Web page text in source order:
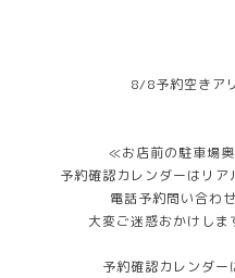
8/8予約空きア
≪お店前の駐車場
予約確認カレンダーはリ
電話予約問い合わ
大変ご迷惑おかけし
予約確認カレンダ